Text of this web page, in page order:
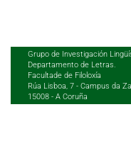
Grupo de Investigación
Departamento de Letras.
Facultade de Filoloxía
Rúa Lisboa, 7 - Campus da
15008 - A Coruña